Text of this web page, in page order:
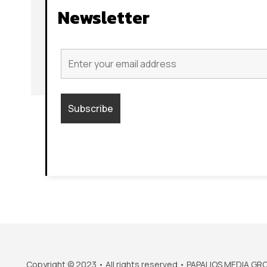
Newsletter
Copyright © 2023 • All rights reserved • PAPALIOS MEDIA